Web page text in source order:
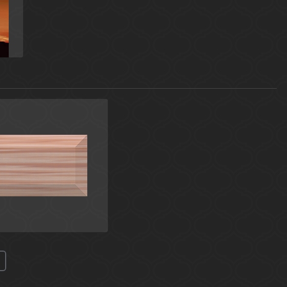
Россия
Универсальные элементы
Ceramica Classic